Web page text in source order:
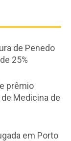
de Penedo
25%
prêmio
Medicina de
em Porto